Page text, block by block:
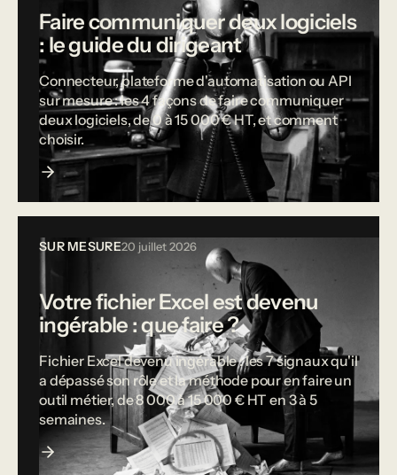
Faire communiquer deux logiciels
: le guide du dirigeant
Connecteur, plateforme d'automatisation ou API
sur mesure : les 4 façons de faire communiquer
deux logiciels, de 0 à 15 000 € HT, et comment
choisir.
SUR MESURE20 juillet 2026
Votre fichier Excel est devenu
ingérable : que faire ?
Fichier Excel devenu ingérable : les 7 signaux qu'il
a dépassé son rôle et la méthode pour en faire un
outil métier, de 8 000 à 15 000 € HT en 3 à 5
semaines.